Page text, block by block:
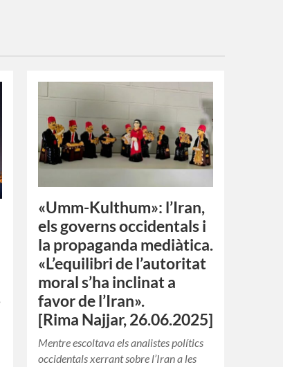
«Umm-Kulthum»: l’Iran,
els governs occidentals i
la propaganda mediàtica.
«L’equilibri de l’autoritat
moral s’ha inclinat a
favor de l’Iran».
[Rima Najjar, 26.06.2025]
Mentre escoltava els analistes polítics
occidentals xerrant sobre l’Iran a les